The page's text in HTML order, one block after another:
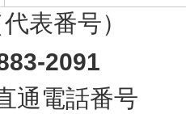
表番号）
2091
通電話番号